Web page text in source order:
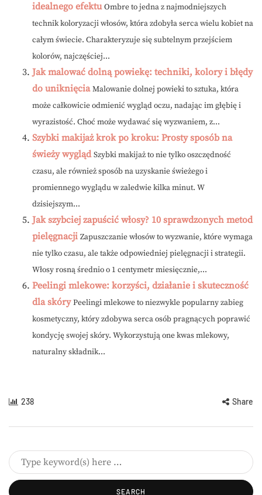
idealnego efektu Ombre to jedna z najmodniejszych
technik koloryzacji włosów, która zdobyła serca wielu kobiet na
całym świecie. Charakteryzuje się subtelnym przejściem
kolorów, najczęściej...
Jak malować dolną powiekę: techniki, kolory i błędy
do uniknięcia Malowanie dolnej powieki to sztuka, która
może całkowicie odmienić wygląd oczu, nadając im głębię i
wyrazistość. Choć może wydawać się wyzwaniem, z...
Szybki makijaż krok po kroku: Prosty sposób na
świeży wygląd Szybki makijaż to nie tylko oszczędność
czasu, ale również sposób na uzyskanie świeżego i
promiennego wyglądu w zaledwie kilka minut. W
dzisiejszym...
Jak szybciej zapuścić włosy? 10 sprawdzonych metod
pielęgnacji Zapuszczanie włosów to wyzwanie, które wymaga
nie tylko czasu, ale także odpowiedniej pielęgnacji i strategii.
Włosy rosną średnio o 1 centymetr miesięcznie,...
Peelingi mlekowe: korzyści, działanie i skuteczność
dla skóry Peelingi mlekowe to niezwykle popularny zabieg
kosmetyczny, który zdobywa serca osób pragnących poprawić
kondycję swojej skóry. Wykorzystują one kwas mlekowy,
naturalny składnik...
238 Share